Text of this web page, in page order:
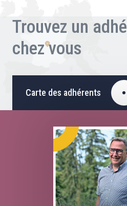
Trouvez un
chez vous
Carte des adhérents